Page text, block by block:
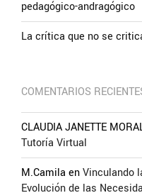
pedagógico-andragógico
La crítica que no se
COMENTARIOS
CLAUDIA JANETTE
Tutoría Virtual
M.Camila enVinculando
Evolución de las